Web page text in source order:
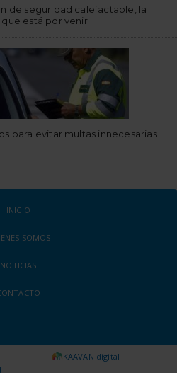
de seguridad calefactable, la
está por venir
para evitar multas innecesarias
INICIO
SOMOS
NOTICIAS
KAAVAN digital